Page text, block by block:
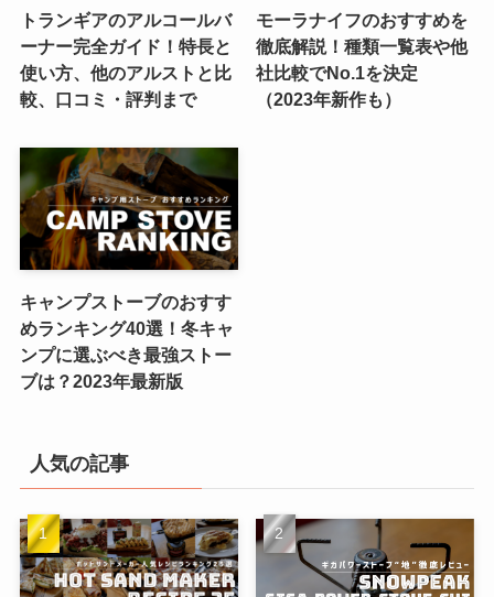
トランギアのアルコールバ
ーナー完全ガイド！特長と
使い方、他のアルストと比
較、口コミ・評判まで
モーラナイフのおすすめを
徹底解説！種類一覧表や他
社比較でNo.1を決定
（2023年新作も）
キャンプストーブのおすす
めランキング40選！冬キャ
ンプに選ぶべき最強ストー
ブは？2023年最新版
人気の記事